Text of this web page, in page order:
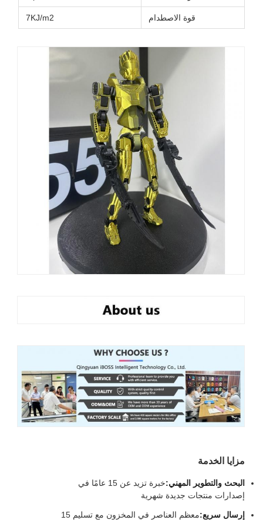
قوة الاصطدام 7KJ/m2
مزايا الخدمة
البحث والتطوير المهني:
خبرة تزيد عن 15 عامًا في
إصدارات منتجات جديدة شهرية
إرسال سريع:
معظم العناصر في المخزون مع تسليم 15